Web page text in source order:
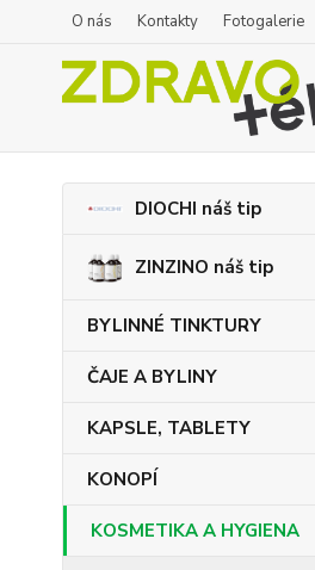
O nás Kontakty Fotogalerie
DIOCHI náš tip
ZINZINO náš tip
BYLINNÉ TINKTURY
ČAJE A BYLINY
KAPSLE, TABLETY
KONOPÍ
KOSMETIKA A HYGIENA